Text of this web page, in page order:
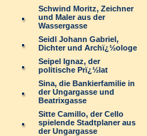
Schwind Moritz, Zeichner
und Maler aus der
Wassergasse
Seidl Johann Gabriel,
Dichter und Archï¿½ologe
Seipel Ignaz, der
politische Prï¿½lat
Sina, die Bankierfamilie in
der Ungargasse und
Beatrixgasse
Sitte Camillo, der Cello
spielende Stadtplaner aus
der Ungargasse